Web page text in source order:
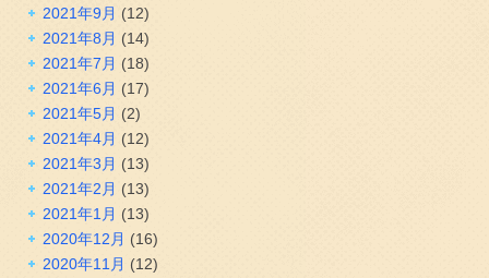
2021年9月 (12)
2021年8月 (14)
2021年7月 (18)
2021年6月 (17)
2021年5月 (2)
2021年4月 (12)
2021年3月 (13)
2021年2月 (13)
2021年1月 (13)
2020年12月 (16)
2020年11月 (12)